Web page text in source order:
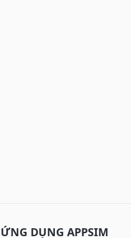
DỤNG APPSIM